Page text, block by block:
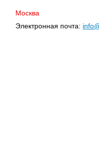
Москва
Электронная почта: